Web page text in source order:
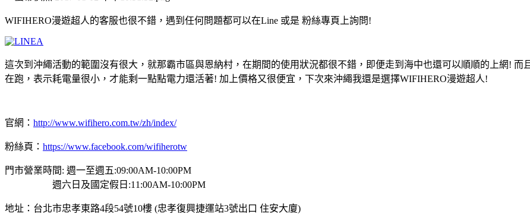
WIFIHERO漫遊超人的客服也很不錯，遇到任何問題都可以在Line 或是 粉絲專頁上詢問!
這次到沖繩活動的範圍沒有很大，就那霸市區與恩納村，在期間的使用狀況都很不錯，即便走到海中也還可以順順的上網!
在跑，表示耗電量很小，才能剩一點點電力還活著! 加上價格又很便宜，下次來沖繩我還是選擇WIFIHERO漫遊超人!
官網： http://www.wifihero.com.tw/zh/index/
粉絲頁： https://www.facebook.com/wifiherotw
門市營業時間: 週一至週五:09:00AM-10:00PM
週六日及國定假日:11:00AM-10:00PM
地址：台北市忠孝東路4段54號10樓 (忠孝復興捷運站3號出口 住安大廈)